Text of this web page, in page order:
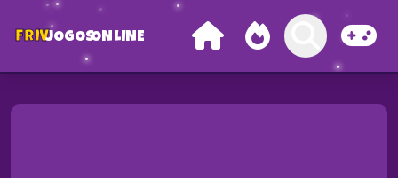
FRIVJOGOSONLINE